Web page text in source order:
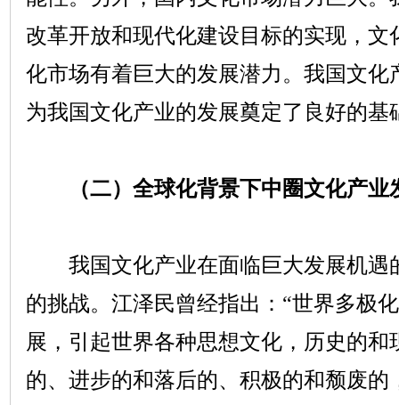
改革开放和现代化建设目标的实现，文
化市场有着巨大的发展潜力。我国文化
为我国文化产业的发展奠定了良好的基
（二）全球化背景下中圈文化产
我国文化产业在面临巨大发展机遇
的挑战。江泽民曾经指出：“世界多极
展，引起世界各种思想文化，历史的
的、进步的和落后的、积极的和颓废的